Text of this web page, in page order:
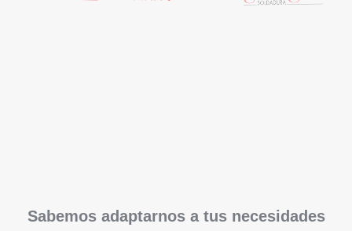
Sabemos adaptarnos a tus necesidades